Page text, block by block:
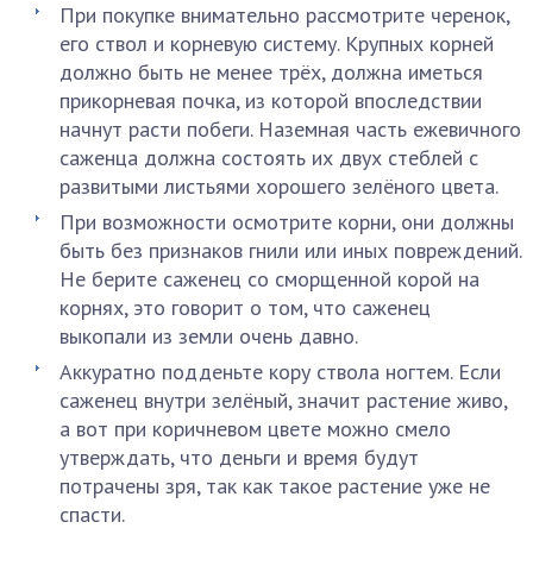
При покупке внимательно рассмотрите черенок,
его ствол и корневую систему. Крупных корней
должно быть не менее трёх, должна иметься
прикорневая почка, из которой впоследствии
начнут расти побеги. Наземная часть ежевичного
саженца должна состоять их двух стеблей с
развитыми листьями хорошего зелёного цвета.
При возможности осмотрите корни, они должны
быть без признаков гнили или иных повреждений.
Не берите саженец со сморщенной корой на
корнях, это говорит о том, что саженец
выкопали из земли очень давно.
Аккуратно подденьте кору ствола ногтем. Если
саженец внутри зелёный, значит растение живо,
а вот при коричневом цвете можно смело
утверждать, что деньги и время будут
потрачены зря, так как такое растение уже не
спасти.